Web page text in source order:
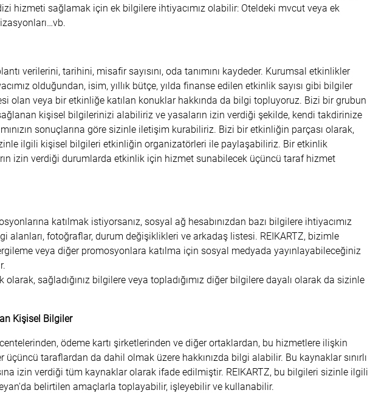
hizmeti sağlamak için ek bilgilere ihtiyacımız olabilir: Oteldeki mvcut veya ek
verilerini, tarihini, misafir sayısını, oda tanımını kaydeder. Kurumsal etkinlikler
olduğundan, isim, yıllık bütçe, yılda finanse edilen etkinlik sayısı gibi bilgiler
olan veya bir etkinliğe katılan konuklar hakkında da bilgi topluyoruz. Bizi bir grubun
kişisel bilgilerinizi alabiliriz ve yasaların izin verdiği şekilde, kendi takdirinize
sonuçlarına göre sizinle iletişim kurabiliriz. Bizi bir etkinliğin parçası olarak,
ilgili kişisel bilgileri etkinliğin organizatörleri ile paylaşabiliriz. Bir etkinlik
izin verdiği durumlarda etkinlik için hizmet sunabilecek üçüncü taraf hizmet
katılmak istiyorsanız, sosyal ağ hesabınızdan bazı bilgilere ihtiyacımız
alanları, fotoğraflar, durum değişiklikleri ve arkadaş listesi. REIKARTZ, bizimle
veya diğer promosyonlara katılma için sosyal medyada yayınlayabileceğiniz
olarak, sağladığınız bilgilere veya topladığımız diğer bilgilere dayalı olarak da sizinle
Kişisel Bilgiler
ödeme kartı şirketlerinden ve diğer ortaklardan, bu hizmetlere ilişkin
taraflardan da dahil olmak üzere hakkınızda bilgi alabilir. Bu kaynaklar sınırlı
izin verdiği tüm kaynaklar olarak ifade edilmiştir. REIKARTZ, bu bilgileri sizinle ilgili
belirtilen amaçlarla toplayabilir, işleyebilir ve kullanabilir.